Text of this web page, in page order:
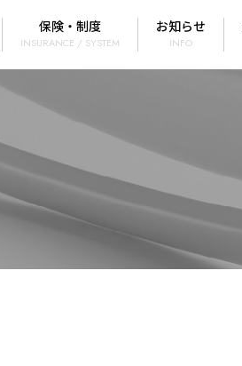
保険・制度
INSURANCE / SYSTEM
お知らせ
INFO